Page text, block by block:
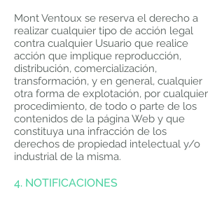
Mont Ventoux se reserva el derecho a
realizar cualquier tipo de acción legal
contra cualquier Usuario que realice
acción que implique reproducción,
distribución, comercialización,
transformación, y en general, cualquier
otra forma de explotación, por cualquier
procedimiento, de todo o parte de los
contenidos de la página Web y que
constituya una infracción de los
derechos de propiedad intelectual y/o
industrial de la misma.
4. NOTIFICACIONES